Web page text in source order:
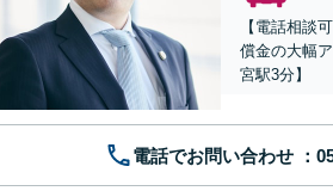
【電話相談
償金の大幅
宮駅3分】
電話でお問い合わせ